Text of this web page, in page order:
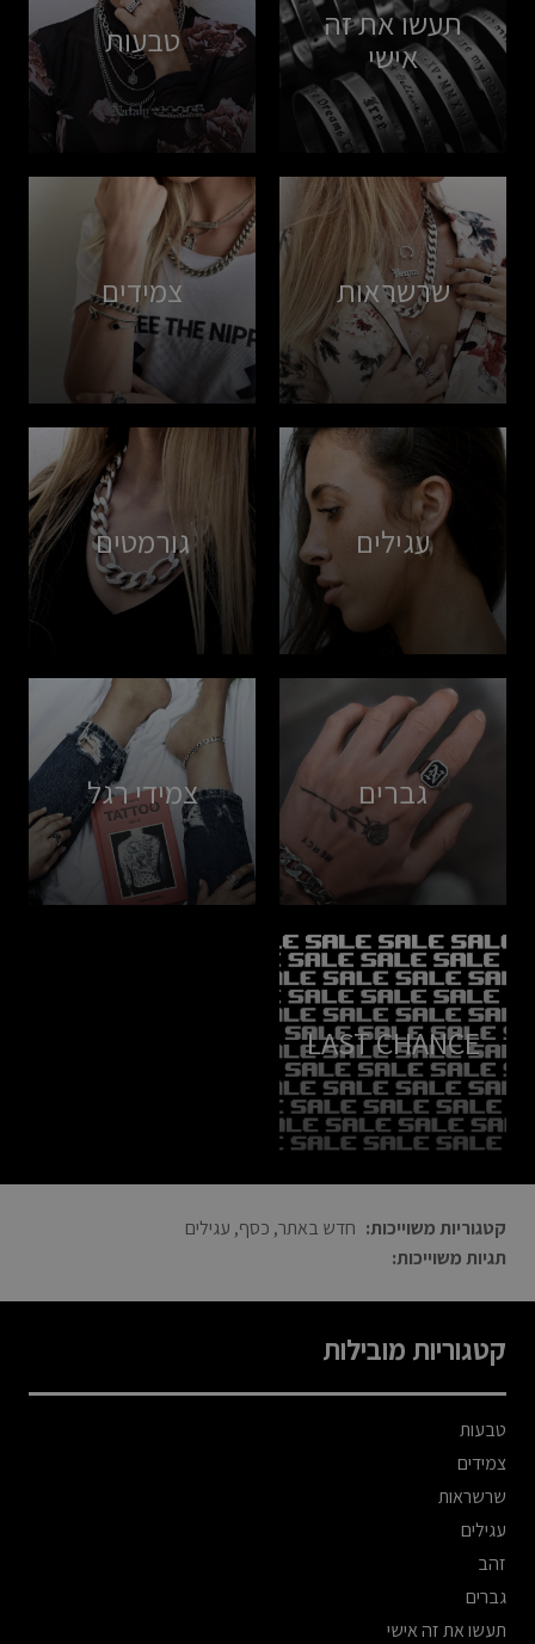
תעשו את זה
אישי
טבעות
שרשראות צמידים
עגילים גורמטים
גברים צמידי רגל
LAST CHANCE
קטגוריות משוייכות: חדש באתר, כסף, עגילים
תגיות משוייכות:
קטגוריות מובילות
טבעות
צמידים
שרשראות
עגילים
זהב
גברים
תעשו את זה אישי